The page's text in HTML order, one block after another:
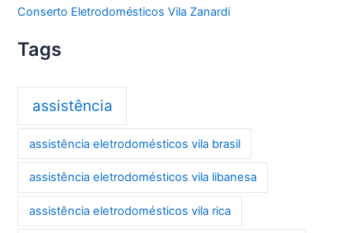
Conserto Eletrodomésticos Vila Zanardi
Tags
assistência
assistência eletrodomésticos vila brasil
assistência eletrodomésticos vila libanesa
assistência eletrodomésticos vila rica